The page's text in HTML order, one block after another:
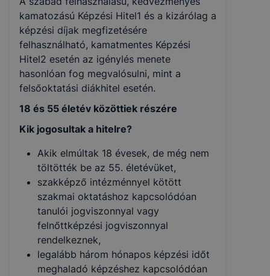
kamatozású Képzési Hitel1 és a kizárólag a
képzési díjak megfizetésére
felhasználható, kamatmentes Képzési
Hitel2 esetén az igénylés menete
hasonlóan fog megvalósulni, mint a
felsőoktatási diákhitel esetén.
18 és 55 életév közöttiek részére
Kik jogosultak a hitelre?
Akik elmúltak 18 évesek, de még nem
töltötték be az 55. életévüket,
szakképző intézménnyel kötött
szakmai oktatáshoz kapcsolódóan
tanulói jogviszonnyal vagy
felnőttképzési jogviszonnyal
rendelkeznek,
legalább három hónapos képzési időt
meghaladó képzéshez kapcsolódóan